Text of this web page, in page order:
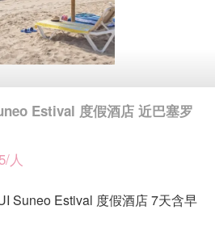
Estival 度假酒店 近巴塞罗
人
Suneo Estival 度假酒店 7天含早